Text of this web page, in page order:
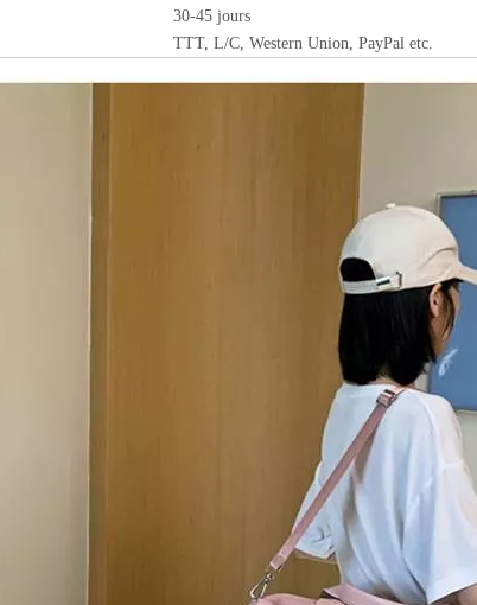
30-45 jours
TTT, L/C, Western Union, PayPal etc.